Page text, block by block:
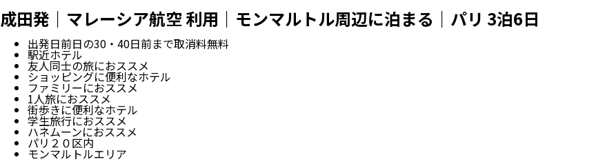
成田発｜マレーシア航空 利用｜モンマルトル周辺に泊まる｜パリ 3泊6日
出発日前日の30・40日前まで取消料無料
駅近ホテル
友人同士の旅におススメ
ショッピングに便利なホテル
ファミリーにおススメ
1人旅におススメ
街歩きに便利なホテル
学生旅行におススメ
ハネムーンにおススメ
パリ２０区内
モンマルトルエリア